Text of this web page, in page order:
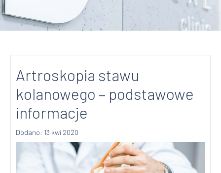
Artroskopia stawu
kolanowego – podstawowe
informacje
Dodano: 13 kwi 2020